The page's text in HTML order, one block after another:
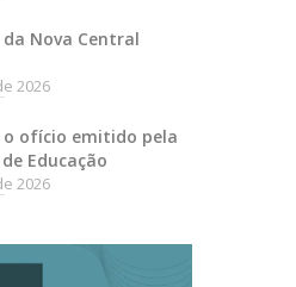
da Nova Central
2026
o ofício emitido pela
Educação
2026